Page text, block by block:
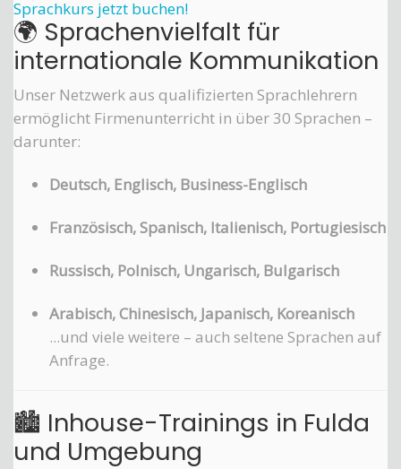
Sprachkurs jetzt buchen!
🌍 Sprachenvielfalt für
internationale Kommunikation
Unser Netzwerk aus qualifizierten Sprachlehrern
ermöglicht Firmenunterricht in über 30 Sprachen –
darunter:
Deutsch, Englisch, Business-Englisch
Französisch, Spanisch, Italienisch, Portugiesisch
Russisch, Polnisch, Ungarisch, Bulgarisch
Arabisch, Chinesisch, Japanisch, Koreanisch
...und viele weitere – auch seltene Sprachen auf
Anfrage.
🏙️ Inhouse-Trainings in Fulda
und Umgebung